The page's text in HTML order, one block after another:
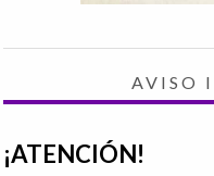
AVISO
¡ATENCIÓN!